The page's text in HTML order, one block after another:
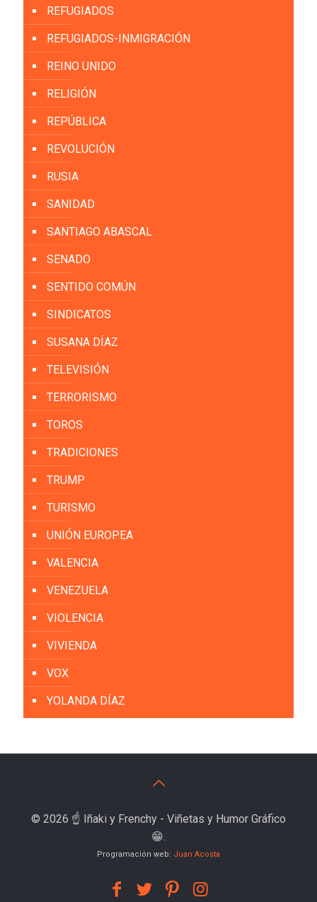
REFUGIADOS
REFUGIADOS-INMIGRACIÓN
REINO UNIDO
RELIGIÓN
REPÚBLICA
REVOLUCIÓN
RUSIA
SANIDAD
SANTIAGO ABASCAL
SENADO
SENTIDO COMÚN
SINDICATOS
SUSANA DÍAZ
TELEVISIÓN
TERRORISMO
TOROS
TRADICIONES
TRUMP
TURISMO
UNIÓN EUROPEA
VALENCIA
VENEZUELA
VIOLENCIA
VIVIENDA
VOX
YOLANDA DÍAZ
© 2026 ☝️ Iñaki y Frenchy - Viñetas y Humor Gráfico
😁.
Programación web: Juan Acosta